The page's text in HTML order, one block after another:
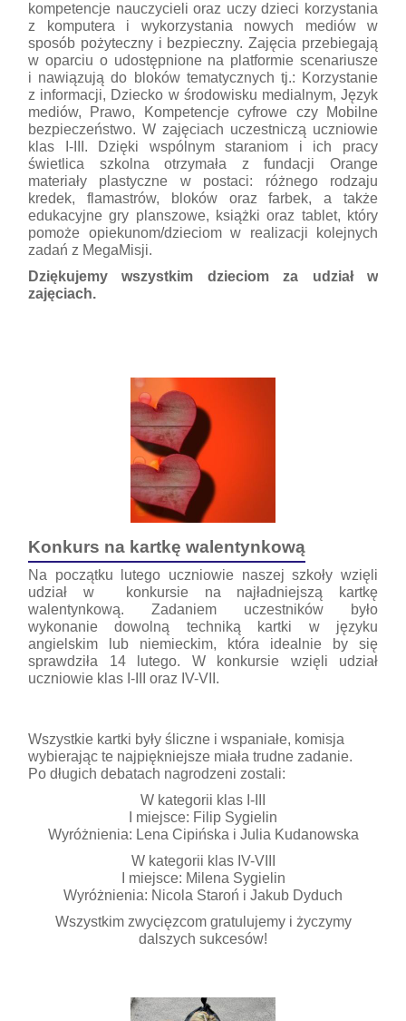
kompetencje nauczycieli oraz uczy dzieci korzystania
z komputera i wykorzystania nowych mediów w
sposób pożyteczny i bezpieczny. Zajęcia przebiegają
w oparciu o udostępnione na platformie scenariusze
i nawiązują do bloków tematycznych tj.: Korzystanie
z informacji, Dziecko w środowisku medialnym, Język
mediów, Prawo, Kompetencje cyfrowe czy Mobilne
bezpieczeństwo. W zajęciach uczestniczą uczniowie
klas I-III. Dzięki wspólnym staraniom i ich pracy
świetlica szkolna otrzymała z fundacji Orange
materiały plastyczne w postaci: różnego rodzaju
kredek, flamastrów, bloków oraz farbek, a także
edukacyjne gry planszowe, książki oraz tablet, który
pomoże opiekunom/dzieciom w realizacji kolejnych
zadań z MegaMisji.
Dziękujemy wszystkim dzieciom za udział w
zajęciach.
Konkurs na kartkę walentynkową
Na początku lutego uczniowie naszej szkoły wzięli
udział w konkursie na najładniejszą kartkę
walentynkową. Zadaniem uczestników było
wykonanie dowolną techniką kartki w języku
angielskim lub niemieckim, która idealnie by się
sprawdziła 14 lutego. W konkursie wzięli udział
uczniowie klas I-III oraz IV-VII.
Wszystkie kartki były śliczne i wspaniałe, komisja
wybierając te najpiękniejsze miała trudne zadanie.
Po długich debatach nagrodzeni zostali:
W kategorii klas I-III
I miejsce: Filip Sygielin
Wyróżnienia: Lena Cipińska i Julia Kudanowska
W kategorii klas IV-VIII
I miejsce: Milena Sygielin
Wyróżnienia: Nicola Staroń i Jakub Dyduch
Wszystkim zwycięzcom gratulujemy i życzymy
dalszych sukcesów!